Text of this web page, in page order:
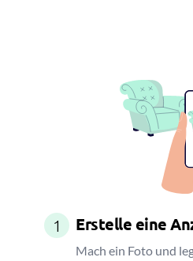
1 Erstelle eine
Mach ein Foto und